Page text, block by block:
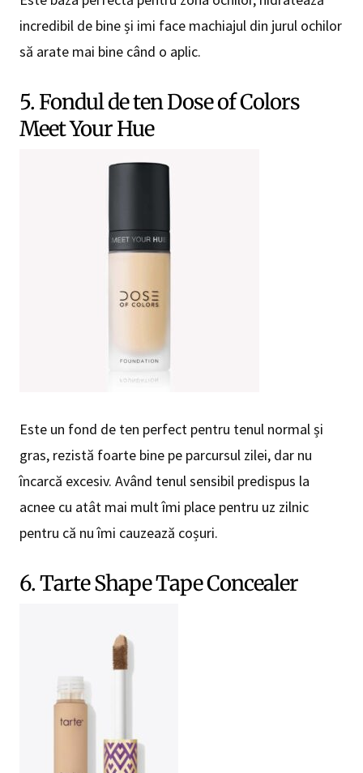
incredibil de bine și imi face machiajul din jurul ochilor
să arate mai bine când o aplic.
5. Fondul de ten Dose of Colors
Meet Your Hue
Este un fond de ten perfect pentru tenul normal și
gras, rezistă foarte bine pe parcursul zilei, dar nu
încarcă excesiv. Având tenul sensibil predispus la
acnee cu atât mai mult îmi place pentru uz zilnic
pentru că nu îmi cauzează coșuri.
6. Tarte Shape Tape Concealer